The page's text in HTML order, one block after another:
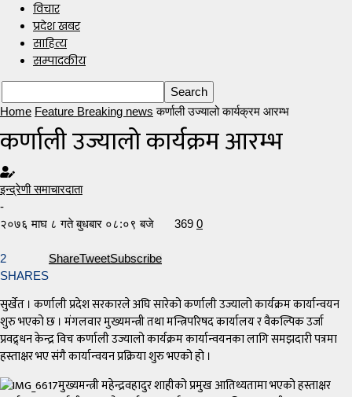
विचार
प्रदेश खबर
साहित्य
सम्पादकीय
Home Feature Breaking news कर्णाली उज्यालो कार्यक्रम आरम्भ
कर्णाली उज्यालो कार्यक्रम आरम्भ
इन्द्रेणी समाचारदाता
-
२०७६ माघ ८ गते बुधबार ०८:०९ बजे
369 0
2
SHARES
ShareTweetSubscribe
सुर्खेत । कर्णाली प्रदेश सरकारले अघि सारेको कर्णाली उज्यालो कार्यक्रम कार्यान्वयन
शुरु भएको छ । मंगलवार मुख्यमन्त्री तथा मन्त्रिपरिषद कार्यालय र वैकल्पिक उर्जा
प्रवद्र्धन केन्द्र विच कर्णाली उज्यालो कार्यक्रम कार्यान्वयनका लागि समझदारी पत्रमा
हस्ताक्षर भए संगै कार्यान्वयन प्रक्रिया शुरु भएको हो ।
मुख्यमन्त्री महेन्द्रवहादुर शाहीको प्रमुख आतिथ्यतामा भएको हस्ताक्षर